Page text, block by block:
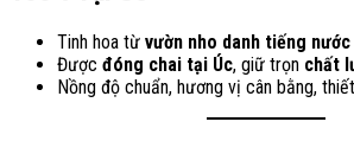
Tinh hoa từ vườn nho danh tiếng nước
Được đóng chai tại Úc, giữ trọn chất
Nồng độ chuẩn, hương vị cân bằng,